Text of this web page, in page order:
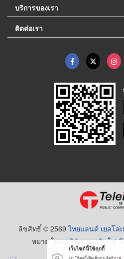
บริการของเรา
ติดต่อเรา
ลิขสิทธิ์ © 2569ไทยแลนด์ เยลโล่เ
หมาย โดยบริษัท เทเลอินโฟ
เว็บไซต์นี้ใช้คุกกี้
เราใช้คุกกี้เพื่อเพิ่มประสิทธิภาพ